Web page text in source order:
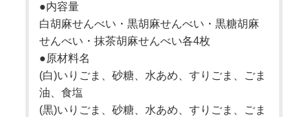
●内容量
白胡麻せんべい・黒胡麻せんべい・黒糖胡麻
せんべい・抹茶胡麻せんべい各4枚
●原材料名
(白)いりごま、砂糖、水あめ、すりごま、ごま
油、食塩
(黒)いりごま、砂糖、水あめ、すりごま、ごま